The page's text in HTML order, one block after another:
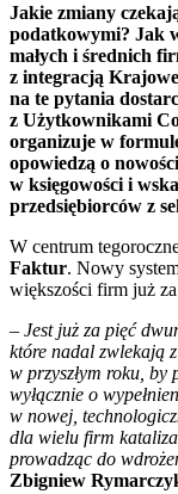
Jakie zmiany
podatkowymi? Jak
małych i średnich
z integracją
na te pytania
z Użytkownikami
organizuje w
opowiedzą o
w księgowości i
przedsiębiorców z
W centrum
Faktur. Nowy
większości firm już
– Jest już za pięć
które nadal zwlekają
w przyszłym roku, by
wyłącznie o
w nowej,
dla wielu firm
prowadząc do
Zbigniew